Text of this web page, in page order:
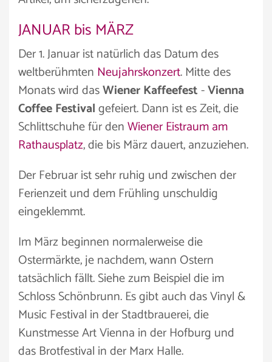
JANUAR bis MÄRZ
Der 1. Januar ist natürlich das Datum des
weltberühmten Neujahrskonzert. Mitte des
Monats wird dasWiener Kaffeefest-Vienna
Coffee Festivalgefeiert. Dann ist es Zeit, die
Schlittschuhe für denWiener Eistraum am
Rathausplatz, die bis März dauert, anzuziehen.
Der Februar ist sehr ruhig und zwischen der
Ferienzeit und dem Frühling unschuldig
eingeklemmt.
Im März beginnen normalerweise die
Ostermärkte, je nachdem, wann Ostern
tatsächlich fällt. Siehe zum Beispiel die im
Schloss Schönbrunn. Es gibt auch das Vinyl &
Music Festival in der Stadtbrauerei, die
Kunstmesse Art Vienna in der Hofburg und
das Brotfestival in der Marx Halle.